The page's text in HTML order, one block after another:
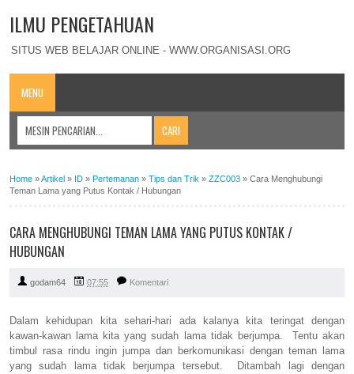
ILMU PENGETAHUAN
SITUS WEB BELAJAR ONLINE - WWW.ORGANISASI.ORG
MENU
Home »Artikel » ID » Pertemanan » Tips dan Trik » ZZC003 » Cara Menghubungi
Teman Lama yang Putus Kontak / Hubungan
CARA MENGHUBUNGI TEMAN LAMA YANG PUTUS KONTAK /
HUBUNGAN
godam64 07:55 Komentari
Dalam kehidupan kita sehari-hari ada kalanya kita teringat dengan
kawan-kawan lama kita yang sudah lama tidak berjumpa. Tentu akan
timbul rasa rindu ingin jumpa dan berkomunikasi dengan teman lama
yang sudah lama tidak berjumpa tersebut. Ditambah lagi dengan